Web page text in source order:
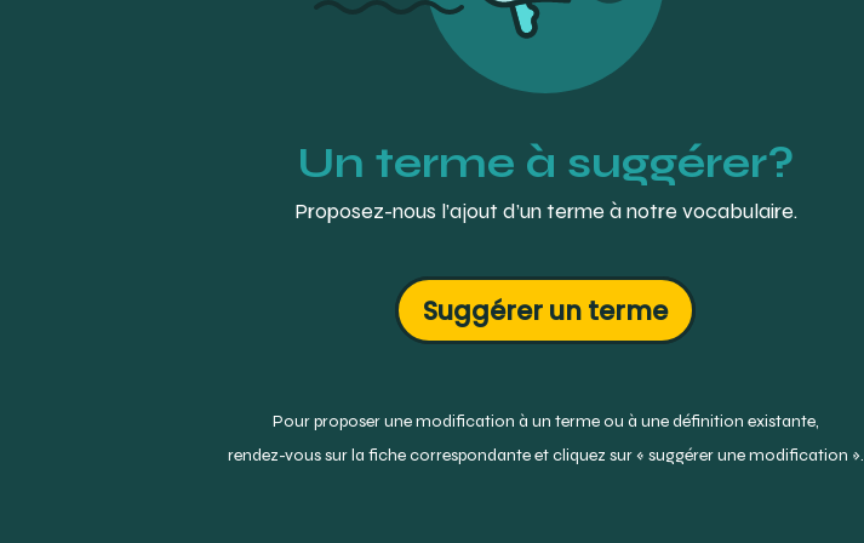
Un terme à suggérer?
Proposez-nous l’ajout d’un terme à notre vocabulaire.
Suggérer un terme
Pour proposer une modification à un terme ou à une définition existante,
rendez-vous sur la fiche correspondante et cliquez sur « suggérer une modification ».